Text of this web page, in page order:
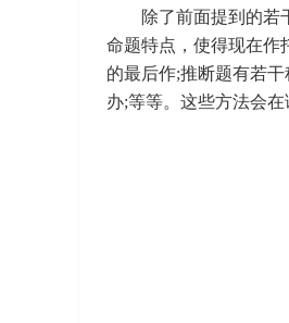
除了前面提到的若干
命题特点，使得现在作
的最后作;推断题有若
办;等等。这些方法会在